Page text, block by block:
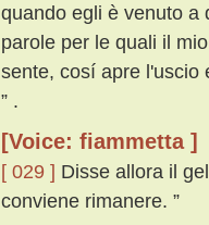
quando egli è venuto a
parole per le quali il
sente, cosí apre l'uscio
” .
[Voice: fiammetta ]
[ 029 ] Disse allora il
conviene rimanere. ”